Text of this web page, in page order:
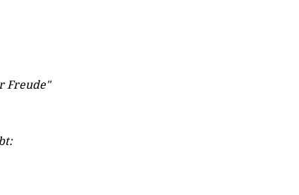
Freude"